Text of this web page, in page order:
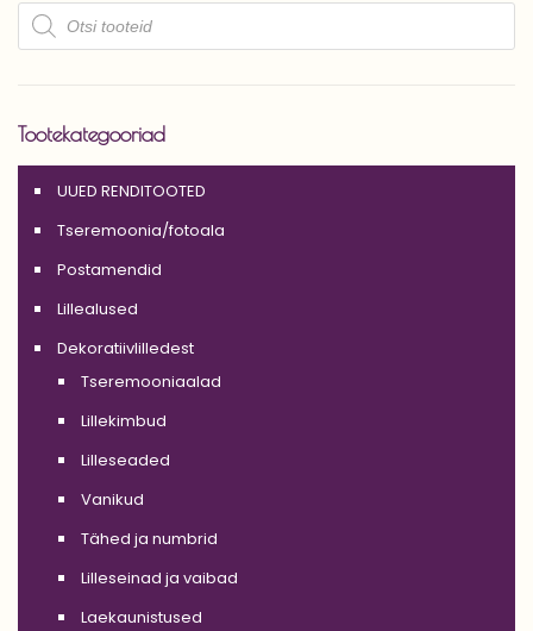
Products
search
Tootekategooriad
UUED RENDITOOTED
Tseremoonia/fotoala
Postamendid
Lillealused
Dekoratiivlilledest
Tseremooniaalad
Lillekimbud
Lilleseaded
Vanikud
Tähed ja numbrid
Lilleseinad ja vaibad
Laekaunistused